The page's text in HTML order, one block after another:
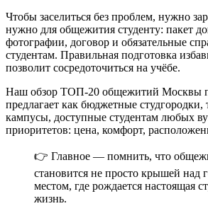
Чтобы заселиться без проблем, нужно
нужно для общежития студенту: пакет
фотографии, договор и обязательные
студентам. Правильная подготовка
позволит сосредоточиться на учёбе.
Наш обзор ТОП-20 общежитий Москвы
предлагает как бюджетные
кампусы, доступные студентам любых
приоритетов: цена, комфорт,
👉 Главное — помнить, что
становится не просто крышей над
местом, где рождается настоящая
жизнь.